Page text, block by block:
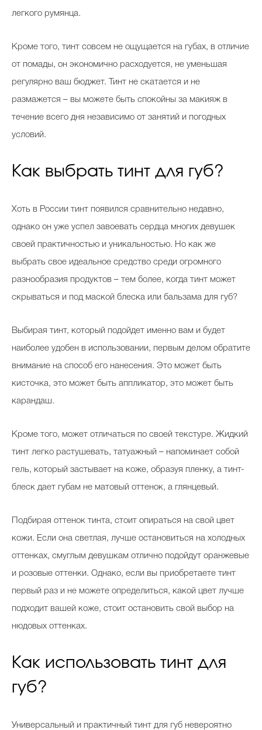
легкого румянца.
Кроме того, тинт совсем не ощущается на губах, в отличие
от помады, он экономично расходуется, не уменьшая
регулярно ваш бюджет. Тинт не скатается и не
размажется – вы можете быть спокойны за макияж в
течение всего дня независимо от занятий и погодных
условий.
Как выбрать тинт для губ?
Хоть в России тинт появился сравнительно недавно,
однако он уже успел завоевать сердца многих девушек
своей практичностью и уникальностью. Но как же
выбрать свое идеальное средство среди огромного
разнообразия продуктов – тем более, когда тинт может
скрываться и под маской блеска или бальзама для губ?
Выбирая тинт, который подойдет именно вам и будет
наиболее удобен в использовании, первым делом обратите
внимание на способ его нанесения. Это может быть
кисточка, это может быть аппликатор, это может быть
карандаш.
Кроме того, может отличаться по своей текстуре. Жидкий
тинт легко растушевать, татуажный – напоминает собой
гель, который застывает на коже, образуя пленку, а тинт-
блеск дает губам не матовый оттенок, а глянцевый.
Подбирая оттенок тинта, стоит опираться на свой цвет
кожи. Если она светлая, лучше остановиться на холодных
оттенках, смуглым девушкам отлично подойдут оранжевые
и розовые оттенки. Однако, если вы приобретаете тинт
первый раз и не можете определиться, какой цвет лучше
подходит вашей коже, стоит остановить свой выбор на
нюдовых оттенках.
Как использовать тинт для
губ?
Универсальный и практичный тинт для губ невероятно